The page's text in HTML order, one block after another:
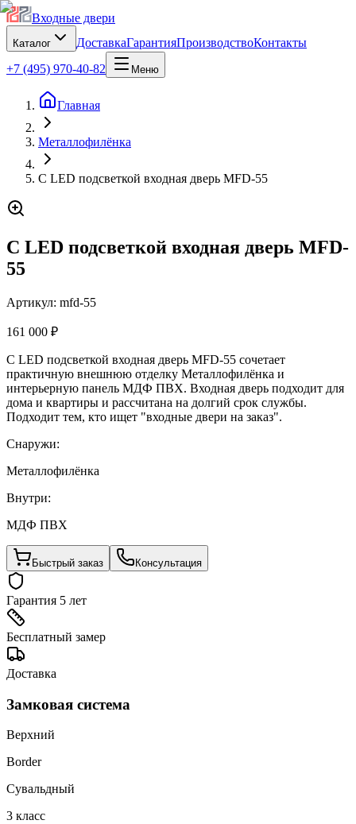
Входные двери
Каталог ДоставкаГарантияПроизводствоКонтакты
+7 (495) 970-40-82
Меню
Главная
Металлофилёнка
С LED подсветкой входная дверь MFD-55
С LED подсветкой входная дверь MFD-
55
Артикул: mfd-55
161 000 ₽
С LED подсветкой входная дверь MFD-55 сочетает
практичную внешнюю отделку Металлофилёнка и
интерьерную панель МДФ ПВХ. Входная дверь подходит для
дома и квартиры и рассчитана на долгий срок службы.
Подходит тем, кто ищет "входные двери на заказ".
Снаружи:
Металлофилёнка
Внутри:
МДФ ПВХ
Быстрый заказ Консультация
Гарантия 5 лет
Бесплатный замер
Доставка
Замковая система
Верхний
Border
Сувальдный
3 класс